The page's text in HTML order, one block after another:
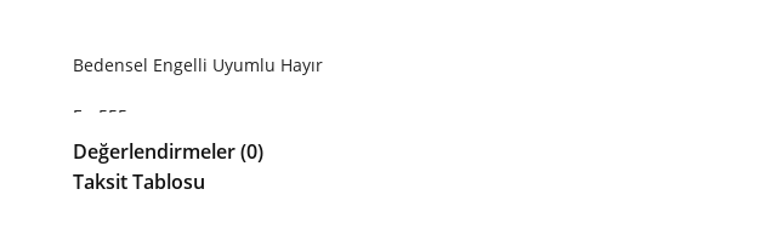
Bedensel Engelli Uyumlu Hayır
En 555 mm
Montaj Şekli Etajerli Lavabo
Değerlendirmeler (0)
Taksit Tablosu